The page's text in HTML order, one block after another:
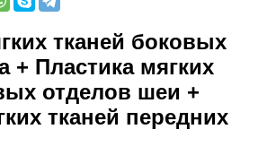
тканей боковых
+ Пластика мягких
отделов шеи +
тканей передних